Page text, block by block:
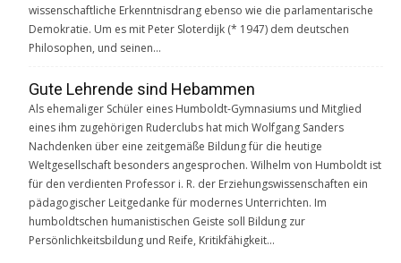
wissenschaftliche Erkenntnisdrang ebenso wie die parlamentarische
Demokratie. Um es mit Peter Sloterdijk (* 1947) dem deutschen
Philosophen, und seinen…
Gute Lehrende sind Hebammen
Als ehemaliger Schüler eines Humboldt-Gymnasiums und Mitglied
eines ihm zugehörigen Ruderclubs hat mich Wolfgang Sanders
Nachdenken über eine zeitgemäße Bildung für die heutige
Weltgesellschaft besonders angesprochen. Wilhelm von Humboldt ist
für den verdienten Professor i. R. der Erziehungswissenschaften ein
pädagogischer Leitgedanke für modernes Unterrichten. Im
humboldtschen humanistischen Geiste soll Bildung zur
Persönlichkeitsbildung und Reife, Kritikfähigkeit…